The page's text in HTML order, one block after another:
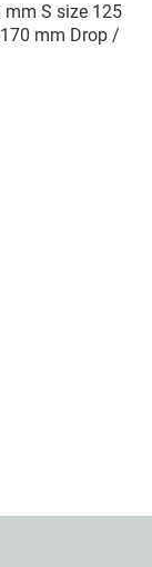
S size 125
mm Drop /